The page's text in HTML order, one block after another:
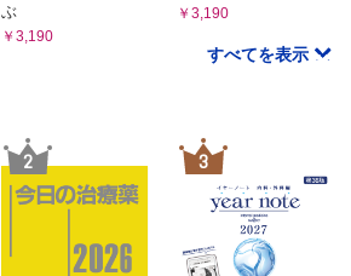
ぶ
￥3,190
￥3,190
すべてを表示
2 3